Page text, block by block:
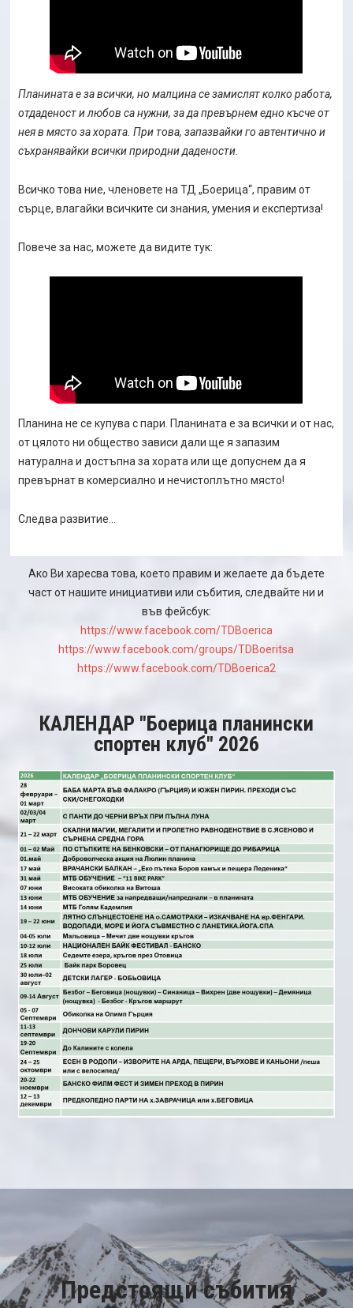
Планината е за всички, но малцина се замислят колко работа,
отдаденост и любов са нужни, за да превърнем едно късче от
нея в място за хората. При това, запазвайки го автентично и
съхранявайки всички природни дадености.
Всичко това ние, членовете на ТД „Боерица“, правим от
сърце, влагайки всичките си знания, умения и експертиза!
Повече за нас, можете да видите тук:
Планина не се купува с пари. Планината е за всички и от нас,
от цялото ни общество зависи дали ще я запазим
натурална и достъпна за хората или ще допуснем да я
превърнат в комерсиално и нечистоплътно място!
Следва развитие…
Ако Ви харесва това, което правим и желаете да бъдете
част от нашите инициативи или събития, следвайте ни и
във фейсбук:
https://www.facebook.com/TDBoerica
https://www.facebook.com/groups/TDBoeritsa
https://www.facebook.com/TDBoerica2
КАЛЕНДАР "Боерица планински
спортен клуб" 2026
Предстоящи събития